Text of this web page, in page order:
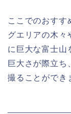
ここでのおすす
グエリアの木々
に巨大な富士山
巨大さが際立ち
撮ることができ